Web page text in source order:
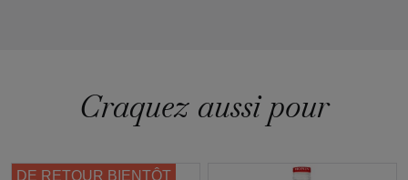
Craquez aussi pour
DE RETOUR BIENTÔT